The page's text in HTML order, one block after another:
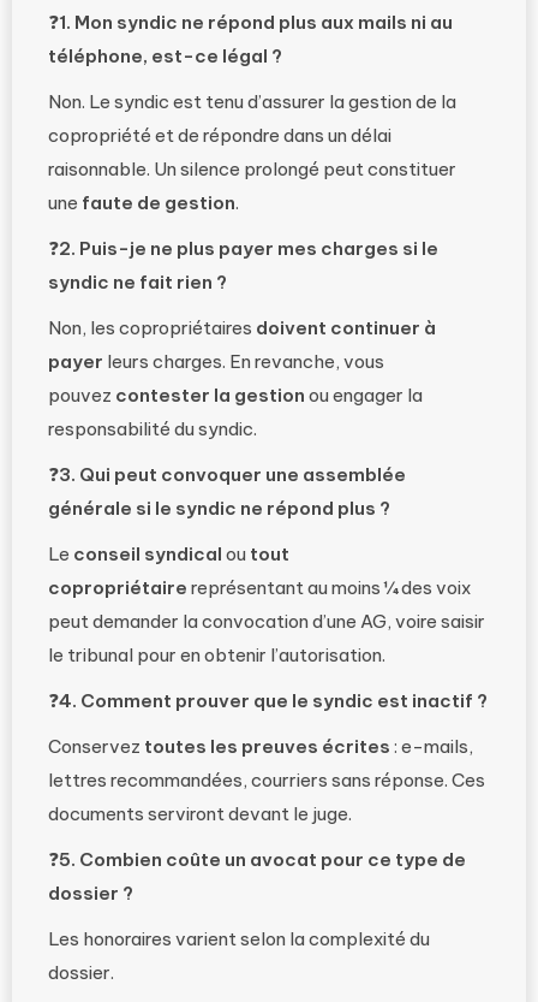
❓1. Mon syndic ne répond plus aux mails ni au
téléphone, est-ce légal ?
Non. Le syndic est tenu d’assurer la gestion de la
copropriété et de répondre dans un délai
raisonnable. Un silence prolongé peut constituer
une faute de gestion.
❓2. Puis-je ne plus payer mes charges si le
syndic ne fait rien ?
Non, les copropriétaires doivent continuer à
payer leurs charges. En revanche, vous
pouvez contester la gestion ou engager la
responsabilité du syndic.
❓3. Qui peut convoquer une assemblée
générale si le syndic ne répond plus ?
Le conseil syndical ou tout
copropriétaire représentant au moins ¼ des voix
peut demander la convocation d’une AG, voire saisir
le tribunal pour en obtenir l’autorisation.
❓4. Comment prouver que le syndic est inactif ?
Conservez toutes les preuves écrites : e-mails,
lettres recommandées, courriers sans réponse. Ces
documents serviront devant le juge.
❓5. Combien coûte un avocat pour ce type de
dossier ?
Les honoraires varient selon la complexité du
dossier.